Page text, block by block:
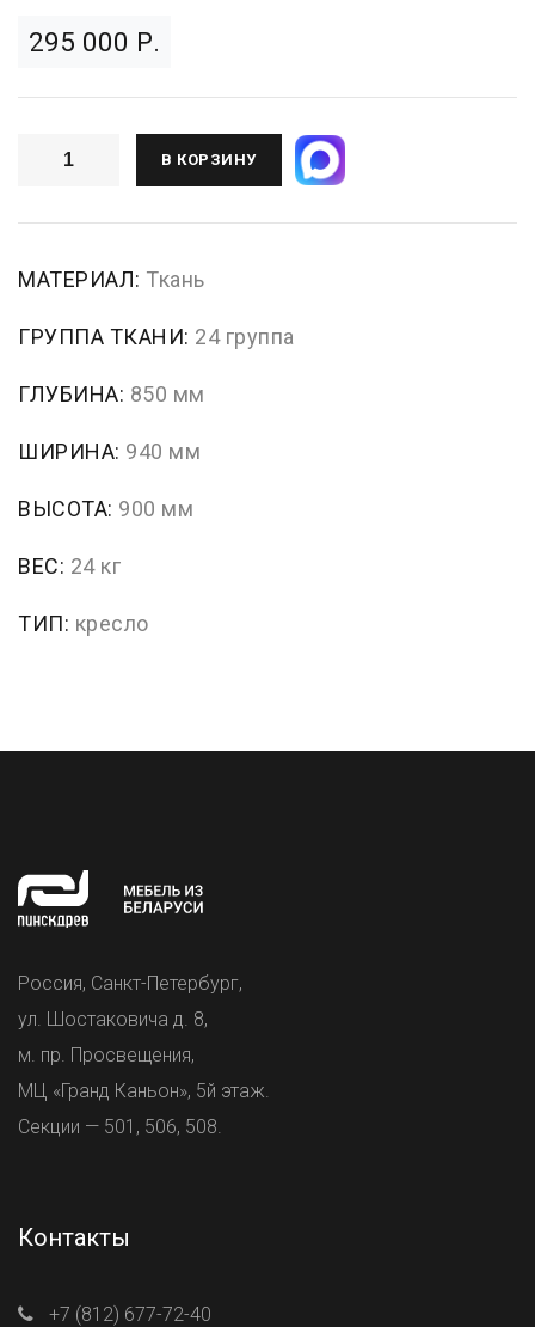
295 000 Р.
В КОРЗИНУ
МАТЕРИАЛ: Ткань
ГРУППА ТКАНИ: 24 группа
ГЛУБИНА: 850 мм
ШИРИНА: 940 мм
ВЫСОТА: 900 мм
ВЕС: 24 кг
ТИП: кресло
Россия, Санкт-Петербург,
ул. Шостаковича д. 8,
м. пр. Просвещения,
МЦ «Гранд Каньон», 5й этаж.
Секции — 501, 506, 508.
Контакты
+7 (812) 677-72-40